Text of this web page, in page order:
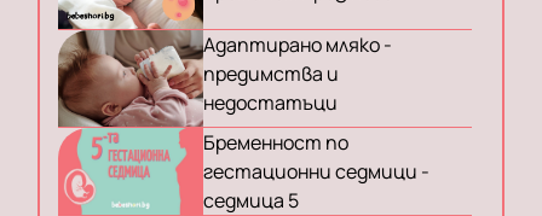
Адаптирано мляко -
предимства и
недостатъци
Бременност по
гестационни седмици -
седмица 5